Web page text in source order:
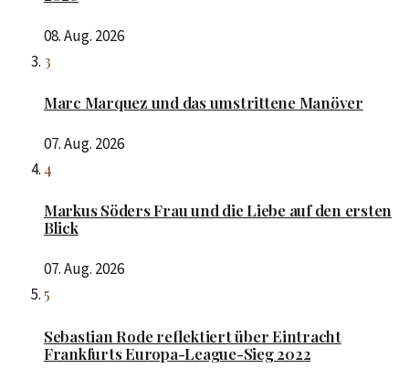
08. Aug. 2026
3
Marc Marquez und das umstrittene Manöver
07. Aug. 2026
4
Markus Söders Frau und die Liebe auf den ersten
Blick
07. Aug. 2026
5
Sebastian Rode reflektiert über Eintracht
Frankfurts Europa-League-Sieg 2022